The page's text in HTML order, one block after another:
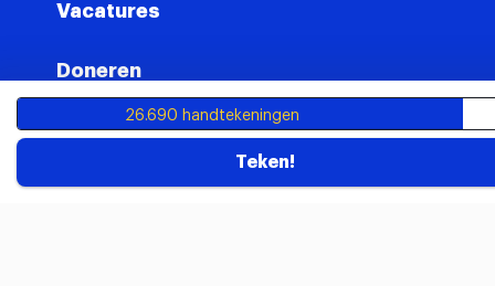
26.690 handtekeningen
Teken!
Vacatures
Doneren
Veelgestelde vragen